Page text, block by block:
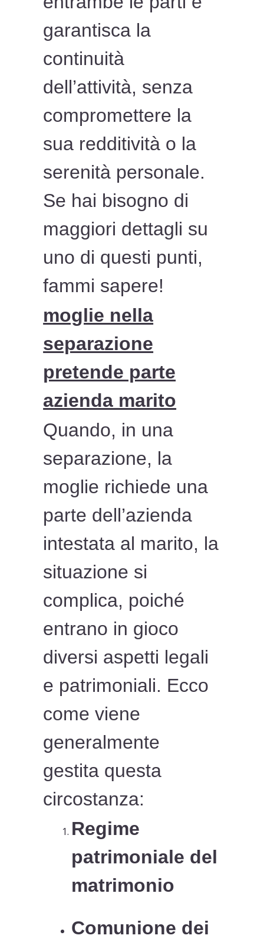
garantisca la
continuità
dell’attività, senza
compromettere la
sua redditività o la
serenità personale.
Se hai bisogno di
maggiori dettagli su
uno di questi punti,
fammi sapere!
moglie nella
separazione
pretende parte
azienda marito
Quando, in una
separazione, la
moglie richiede una
parte dell’azienda
intestata al marito, la
situazione si
complica, poiché
entrano in gioco
diversi aspetti legali
e patrimoniali. Ecco
come viene
generalmente
gestita questa
circostanza:
Regime
patrimoniale del
matrimonio
Comunione dei